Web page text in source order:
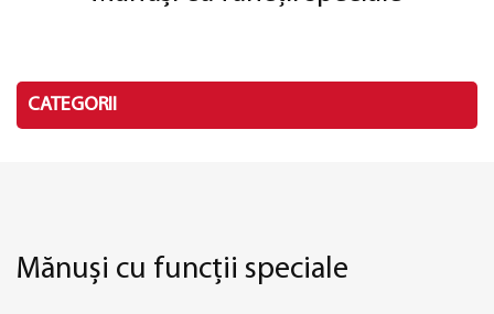
CATEGORII
Mănuși cu funcții speciale